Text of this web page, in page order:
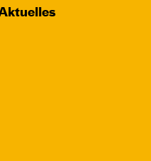
Tammi Hartung